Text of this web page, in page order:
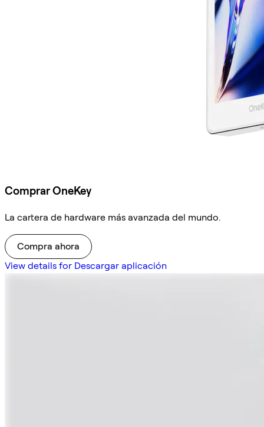
Comprar OneKey
La cartera de hardware más avanzada del mundo.
Compra ahora
View details for Descargar aplicación